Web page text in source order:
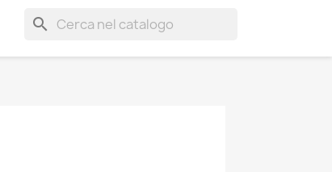
search